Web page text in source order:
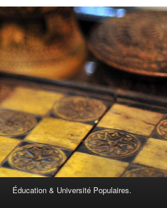
Éducation & Université Populaires.